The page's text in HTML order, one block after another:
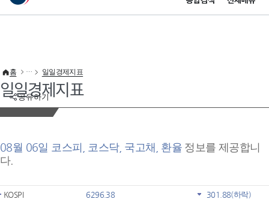
이 누리집은 대한민국 공식 전자정부 누리집입니다.
공유하기
홈 일일경제지표
일일경제지표
08월 06일 코스피, 코스닥, 국고채, 환율 정보를 제공합니
다.
KOSPI 6296.38 301.88(하락)